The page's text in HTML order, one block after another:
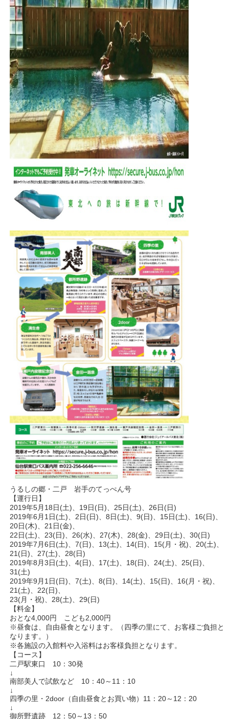
うるしの郷・二戸 岩手のてっぺん号
【運行日】
2019年5月18日(土)、19日(日)、25日(土)、26日(日)
2019年6月1日(土)、2日(日)、8日(土)、9(日)、15日(土)、16(日)、
20日(木)、21日(金)、
22日(土)、23(日)、26(水)、27(木)、28(金)、29日(土)、30(日)
2019年7月6日(土)、7(日)、13(土)、14(日)、15(月・祝)、20(土)、
21(日)、27(土)、28(日)
2019年8月3日(土)、4(日)、17(土)、18(日)、24(土)、25(日)、
31(土)
2019年9月1日(日)、7(土)、8(日)、14(土)、15(日)、16(月・祝)、
21(土)、22(日)、
23(月・祝)、28(土)、29(日)
【料金】
おとな4,000円 こども2,000円
※昼食は、自由昼食となります。（四季の里にて、お客様ご負担と
なります。）
※各施設の入館料や入浴料はお客様負担となります。
【コース】
二戸駅東口 10：30発
↓
南部美人で試飲など 10：40～11：10
↓
四季の里・2door（自由昼食とお買い物）11：20～12：20
↓
御所野遺跡 12：50～13：50